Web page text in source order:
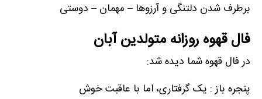
برطرف شدن دلتنگی و آرزوها – مهمان – دوستی
فال قهوه روزانه متولدین آبان
در فال قهوه شما دیده شد:
پنجره باز : یک گرفتاری، اما با عاقبت خوش